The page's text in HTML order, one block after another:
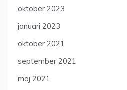
oktober 2023
januari 2023
oktober 2021
september 2021
maj 2021